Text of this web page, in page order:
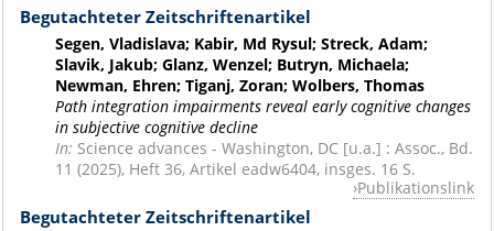
Begutachteter Zeitschriftenartikel
Segen, Vladislava; Kabir, Md Rysul; Streck, Adam;
Slavik, Jakub; Glanz, Wenzel; Butryn, Michaela;
Newman, Ehren; Tiganj, Zoran; Wolbers, Thomas
Path integration impairments reveal early cognitive changes
in subjective cognitive decline
In: Science advances - Washington, DC [u.a.] : Assoc., Bd.
11 (2025), Heft 36, Artikel eadw6404, insges. 16 S.
Publikationslink
Begutachteter Zeitschriftenartikel